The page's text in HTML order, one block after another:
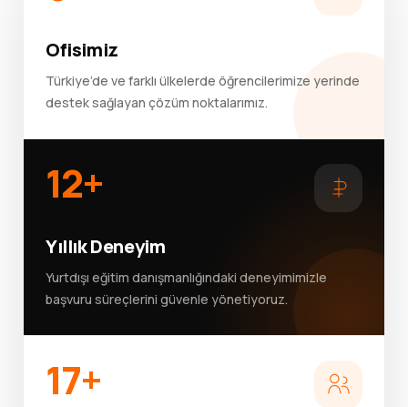
Ofisimiz
Türkiye’de ve farklı ülkelerde öğrencilerimize yerinde
destek sağlayan çözüm noktalarımız.
12+
Yıllık Deneyim
Yurtdışı eğitim danışmanlığındaki deneyimimizle
başvuru süreçlerini güvenle yönetiyoruz.
17+